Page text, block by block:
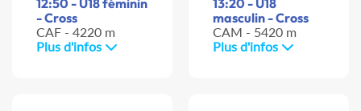
12:50 - U18 féminin
- Cross
CAF - 4220 m
Plus d'infos
13:20 - U18
masculin - Cross
CAM - 5420 m
Plus d'infos